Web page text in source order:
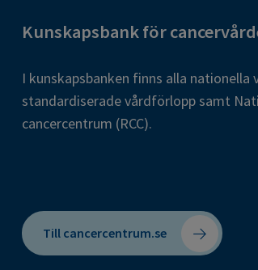
Kunskapsbank för
I kunskapsbanken finns alla
standardiserade vårdförlopp samt
cancercentrum (RCC).
Till cancercentrum.se